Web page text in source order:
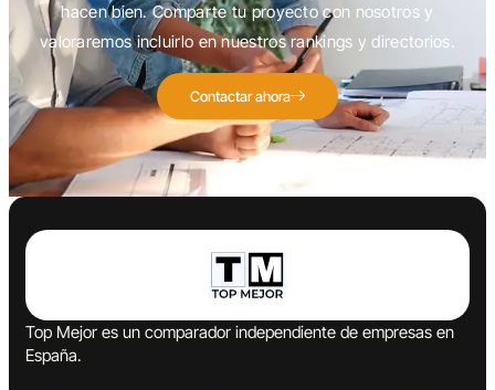
hacen bien. Comparte tu proyecto con nosotros y
valoraremos incluirlo en nuestros rankings y directorios.
Contactar ahora
Top Mejor es un comparador independiente de empresas en
España.